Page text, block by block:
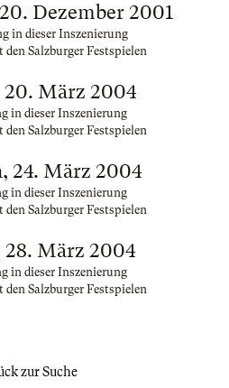
Dezember 2001
in dieser Inszenierung
Salzburger Festspielen
20. März 2004
in dieser Inszenierung
Salzburger Festspielen
24. März 2004
in dieser Inszenierung
Salzburger Festspielen
28. März 2004
in dieser Inszenierung
Salzburger Festspielen
zur Suche